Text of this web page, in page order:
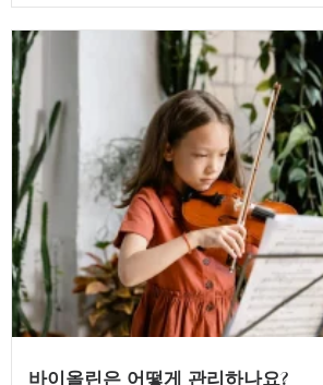
바이올린은 어떻게 관리하나요?